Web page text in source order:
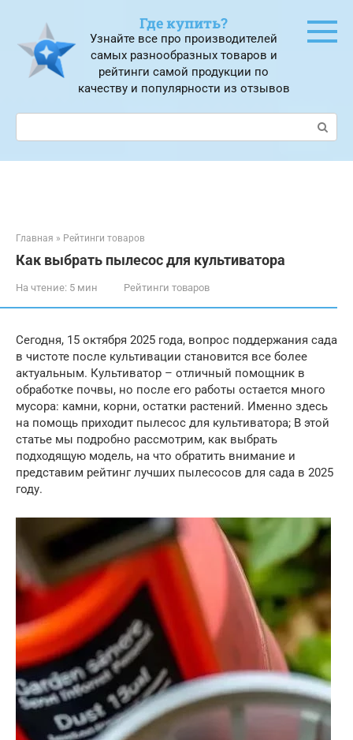
контенту
Где купить?
Узнайте все про производителей
самых разнообразных товаров и
рейтинги самой продукции по
качеству и популярности из отзывов
Поиск:
Главная » Рейтинги товаров
Как выбрать пылесос для культиватора
На чтение: 5 мин Рейтинги товаров
Сегодня, 15 октября 2025 года, вопрос поддержания сада
в чистоте после культивации становится все более
актуальным. Культиватор – отличный помощник в
обработке почвы, но после его работы остается много
мусора: камни, корни, остатки растений. Именно здесь
на помощь приходит пылесос для культиватора; В этой
статье мы подробно рассмотрим, как выбрать
подходящую модель, на что обратить внимание и
представим рейтинг лучших пылесосов для сада в 2025
году.